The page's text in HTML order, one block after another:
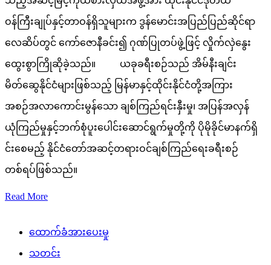
ဝန်ကြီးချုပ်နှင့်တာဝန်ရှိသူများက ဒွန်မောင်းအပြည်ပြည်ဆိုင်ရာ
လေဆိပ်တွင် ကော်ဇောနီခင်း၍ ဂုဏ်ပြုတပ်ဖွဲ့ဖြင့် လှိုက်လှဲနွေး
ထွေးစွာကြိုဆိုခဲ့သည်။ ယခုခရီးစဉ်သည် အိမ်နီးချင်း
မိတ်ဆွေနိုင်ငံများဖြစ်သည့် မြန်မာနှင့်ထိုင်းနိုင်ငံတို့အကြား
အစဉ်အလာကောင်းမွန်သော ချစ်ကြည်ရင်းနှီးမှု၊ အပြန်အလှန်
ယုံကြည်မှုနှင့်ဘက်စုံပူးပေါင်းဆောင်ရွက်မှုတို့ကို ပိုမိုခိုင်မာနက်ရှိ
င်းစေမည့် နိုင်ငံတော်အဆင့်တရားဝင်ချစ်ကြည်ရေးခရီးစဉ်
တစ်ရပ်ဖြစ်သည်။
Read More
ထောက်ခံအားပေးမှု
သတင်း